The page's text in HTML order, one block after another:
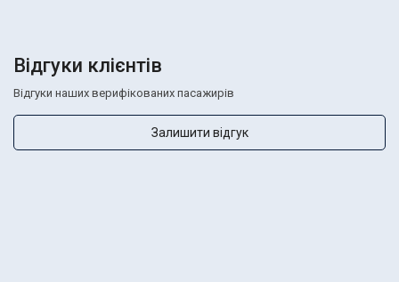
Відгуки клієнтів
Відгуки наших верифікованих пасажирів
Залишити відгук